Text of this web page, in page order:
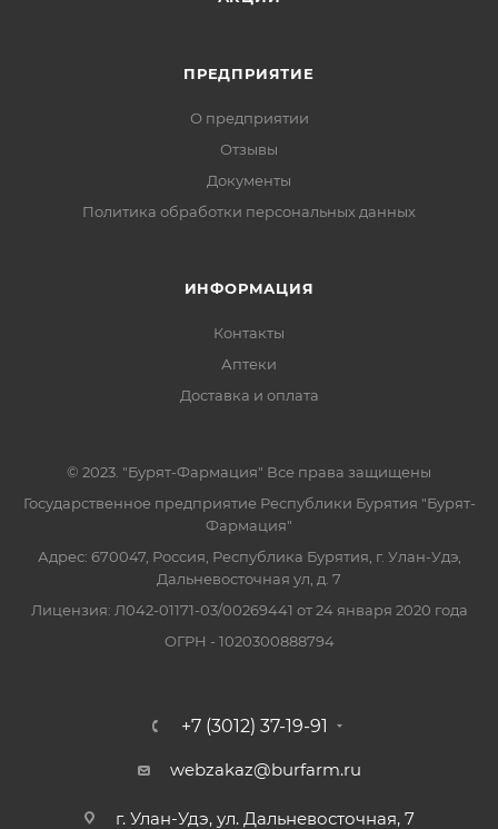
ПРЕДПРИЯТИЕ
О предприятии
Отзывы
Документы
Политика обработки персональных данных
ИНФОРМАЦИЯ
Контакты
Аптеки
Доставка и оплата
© 2023. "Бурят-Фармация" Все права защищены
Государственное предприятие Республики Бурятия "Бурят-
Фармация"
Адрес: 670047, Россия, Республика Бурятия, г. Улан-Удэ,
Дальневосточная ул, д. 7
Лицензия: Л042-01171-03/00269441 от 24 января 2020 года
ОГРН - 1020300888794
+7 (3012) 37-19-91
webzakaz@burfarm.ru
г. Улан-Удэ, ул. Дальневосточная, 7